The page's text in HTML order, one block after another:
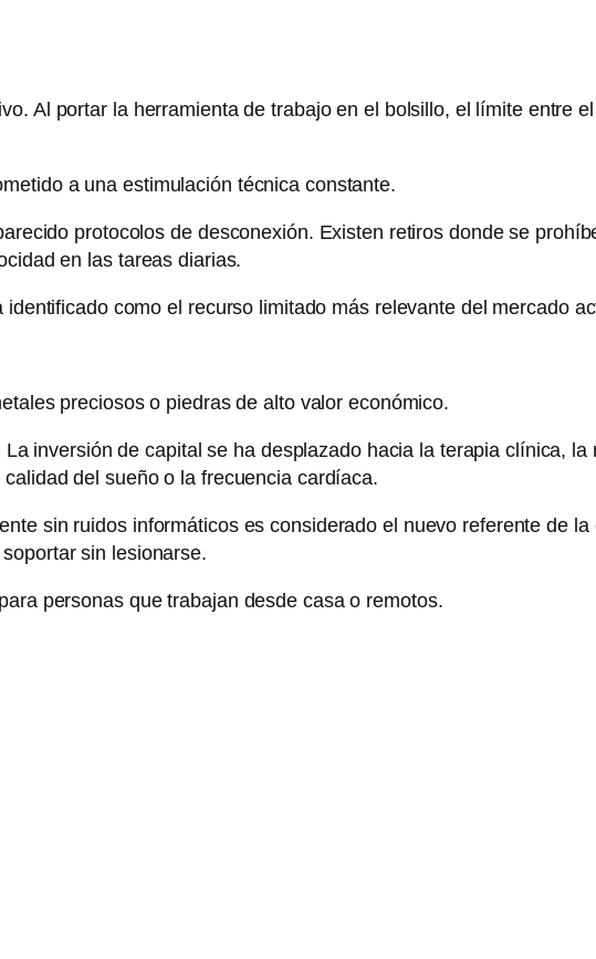
Al portar la herramienta de trabajo en el bolsillo, el límite entre
a una estimulación técnica constante.
protocolos de desconexión. Existen retiros donde se
en las tareas diarias.
como el recurso limitado más relevante del mercado
preciosos o piedras de alto valor económico.
inversión de capital se ha desplazado hacia la terapia clínica,
del sueño o la frecuencia cardíaca.
sin ruidos informáticos es considerado el nuevo referente de
sin lesionarse.
personas que trabajan desde casa o remotos.